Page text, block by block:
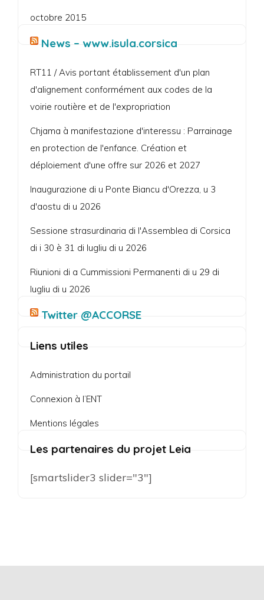
octobre 2015
News – www.isula.corsica
RT11 / Avis portant établissement d'un plan
d'alignement conformément aux codes de la
voirie routière et de l'expropriation
Chjama à manifestazione d'interessu : Parrainage
en protection de l'enfance. Création et
déploiement d'une offre sur 2026 et 2027
Inaugurazione di u Ponte Biancu d'Orezza, u 3
d'aostu di u 2026
Sessione strasurdinaria di l'Assemblea di Corsica
di i 30 è 31 di lugliu di u 2026
Riunioni di a Cummissioni Permanenti di u 29 di
lugliu di u 2026
Twitter @ACCORSE
Liens utiles
Administration du portail
Connexion à l’ENT
Mentions légales
Les partenaires du projet Leia
[smartslider3 slider="3"]